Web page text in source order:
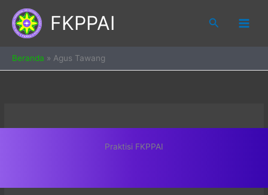
content
FKPPAI Search
Beranda » Agus Tawang
Praktisi FKPPAI